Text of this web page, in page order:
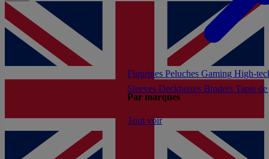
Figurines Peluches Gaming High-
Par marques
Tout voir
Sleeves Deckboxes Binders Tapis